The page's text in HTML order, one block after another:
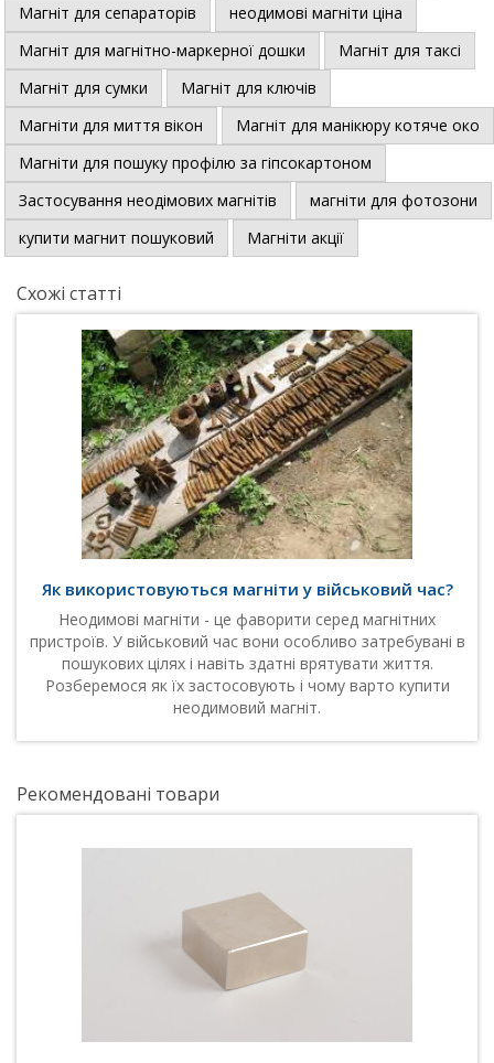
Магніт для сепараторів
неодимові магніти ціна
Магніт для магнітно-маркерної дошки
Магніт для таксі
Магніт для сумки
Магніт для ключів
Магніти для миття вікон
Магніт для манікюру котяче око
Магніти для пошуку профілю за гіпсокартоном
Застосування неодімових магнітів
магніти для фотозони
купити магнит пошуковий
Магніти акції
Схожі статті
Як використовуються магніти у військовий час?
Неодимові магніти - це фаворити серед магнітних
пристроїв. У військовий час вони особливо затребувані в
пошукових цілях і навіть здатні врятувати життя.
Розберемося як їх застосовують і чому варто купити
неодимовий магніт.
Рекомендовані товари